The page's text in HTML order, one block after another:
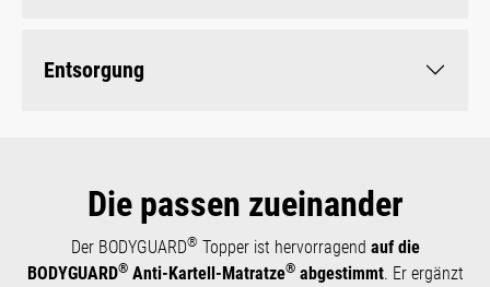
Entsorgung
Die passen zueinander
Der BODYGUARD® Topper ist hervorragend auf die
BODYGUARD®Anti-Kartell-Matratze®abgestimmt. Er ergänzt